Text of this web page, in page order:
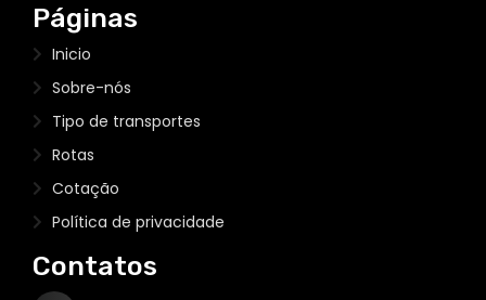
Páginas
Inicio
Sobre-nós
Tipo de transportes
Rotas
Cotação
Política de privacidade
Contatos